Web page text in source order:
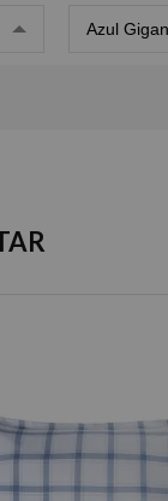
Parcelamento
sem juros
sem juros
Azul